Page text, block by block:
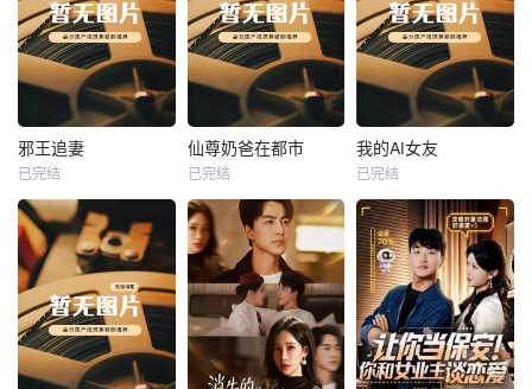
热播
邪王追妻
未知
邪王追妻
已完结
热播
未知
仙尊奶爸在都市
已完结
热播
我的AI女友
未知
我的AI女友
已完结